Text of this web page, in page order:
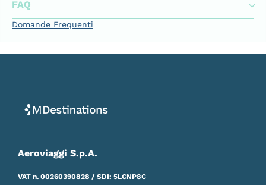
FAQ
Domande Frequenti
Aeroviaggi S.p.A.
VAT n. 00260390828 / SDI: 5LCNP8C